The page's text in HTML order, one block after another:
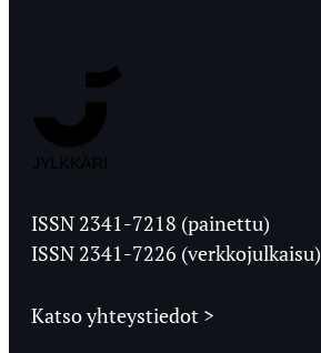
Ylioppilaslehti
ISSN 2341-7218 (painettu)
ISSN 2341-7226 (verkkojulkaisu)
Katso yhteystiedot >